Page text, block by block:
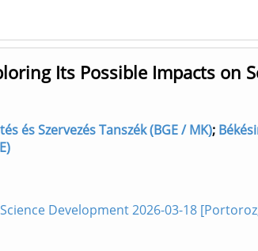
Its Possible Impacts
és Szervezés Tanszék (BGE / MK);
Development 2026-03-18